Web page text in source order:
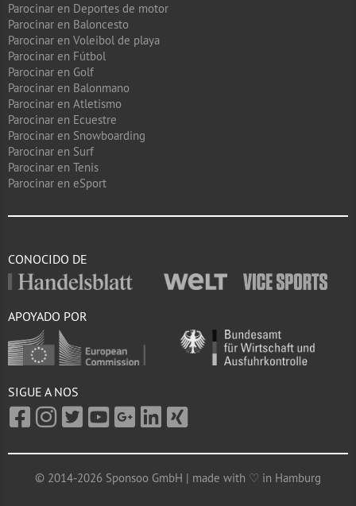
Parocinar en Deportes de motor
Parocinar en Baloncesto
Parocinar en Voleibol de playa
Parocinar en Fútbol
Parocinar en Golf
Parocinar en Balonmano
Parocinar en Atletismo
Parocinar en Ecuestre
Parocinar en Snowboarding
Parocinar en Surf
Parocinar en Tenis
Parocinar en eSport
CONOCIDO DE
APOYADO POR
SIGUE A NOS
© 2014-2026 Sponsoo GmbH | made with ♡ in Hamburg